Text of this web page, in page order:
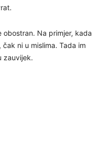
obostran. Na primjer, kada
ni u mislima. Tada im
zauvijek.